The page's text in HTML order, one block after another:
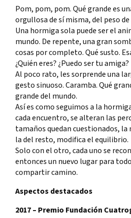
Pom, pom, pom. Qué grande es
orgullosa de sí misma, del peso
Una hormiga sola puede ser el
mundo. De repente, una gran
cosas por completo. Qué susto.
¿Quién eres? ¿Puedo ser tu amiga?
Al poco rato, les sorprende una
gesto sinuoso. Caramba. Qué
grande del mundo.
Así es como seguimos a la
cada encuentro, se alteran las
tamaños quedan cuestionados, la
la del resto, modifica el equilibrio.
Solo con el otro, cada uno se
entonces un nuevo lugar para
compartir camino.
Aspectos destacados
2017 – Premio Fundación